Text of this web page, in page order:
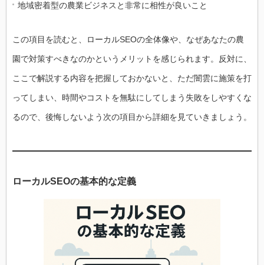
地域密着型の農業ビジネスと非常に相性が良いこと
この項目を読むと、ローカルSEOの全体像や、なぜあなたの農
園で対策すべきなのかというメリットを感じられます。反対に、
ここで解説する内容を把握しておかないと、ただ闇雲に施策を打
ってしまい、時間やコストを無駄にしてしまう失敗をしやすくな
るので、後悔しないよう次の項目から詳細を見ていきましょう。
ローカルSEOの基本的な定義